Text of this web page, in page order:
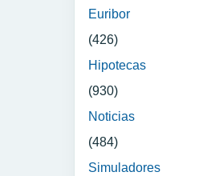
Euribor
(426)
Hipotecas
(930)
Noticias
(484)
Simuladores